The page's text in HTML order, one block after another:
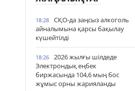
18:28
СҚО-да заңсыз алкоголь
айналымына қарсы бақылау
күшейтілді
18:26
2026 жылғы шілдеде
Электрондық еңбек
биржасында 104,6 мың бос
жұмыс орны жарияланды